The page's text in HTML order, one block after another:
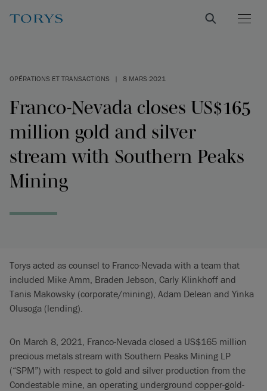
OPÉRATIONS ET TRANSACTIONS | 8 MARS 2021
Franco-Nevada closes US$165
million gold and silver
stream with Southern Peaks
Mining
Torys acted as counsel to Franco-Nevada with a team that
included Mike Amm, Braden Jebson, Carly Klinkhoff and
Tanis Makowsky (corporate/mining), Adam Delean and Yinka
Olusoga (lending).
On March 8, 2021, Franco-Nevada closed a US$165 million
precious metals stream with Southern Peaks Mining LP
(“SPM”) with respect to gold and silver production from the
Condestable mine, an operating underground copper-gold-